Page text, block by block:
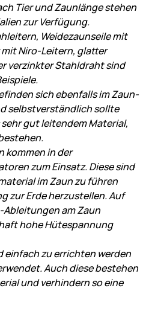
Tier und Zaunlänge stehen
zur Verfügung.
Weidezaunseile mit
Niro-Leitern, glatter
verzinkter Stahldraht sind
sich ebenfalls im Zaun-
selbstverständlich sollte
gut leitendem Material,
kommen in der
zum Einsatz. Diese sind
im Zaun zu führen
zur Erde herzustellen. Auf
Ableitungen am Zaun
hohe Hütespannung
einfach zu errichten werden
Auch diese bestehen
und verhindern so eine